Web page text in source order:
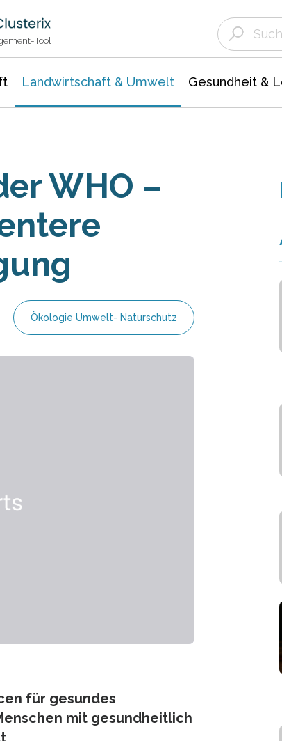
Tool
Landwirtschaft & Umwelt Gesundheit &
WHO –
Ökologie Umwelt- Naturschutz
für gesundes
mit gesundheitlich